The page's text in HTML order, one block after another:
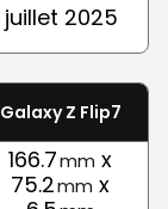
juillet 2025
Galaxy Z Flip7
166.7mm x
75.2mm x